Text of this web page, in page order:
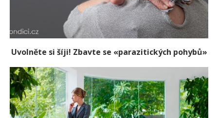
Uvolněte si šíji! Zbavte se «parazitických pohybů»